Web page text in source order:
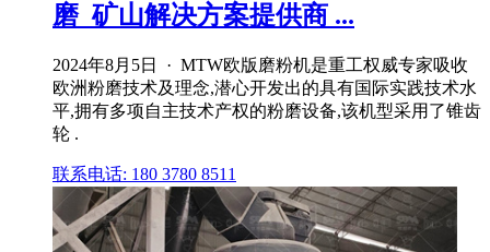
磨_矿山解决方案提供商 ...
2024年8月5日 · MTW欧版磨粉机是重工权威专家吸收
欧洲粉磨技术及理念,潜心开发出的具有国际实践技术水
平,拥有多项自主技术产权的粉磨设备,该机型采用了锥齿
轮 .
联系电话: 180 3780 8511